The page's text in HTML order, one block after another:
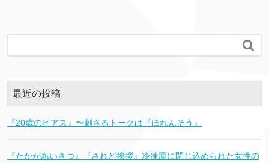

最近の投稿
『20歳のピアス』〜刺さるトークは『ほれんそう』
『たかがあいさつ』『されど挨拶』冷凍庫に閉じ込められた女性の